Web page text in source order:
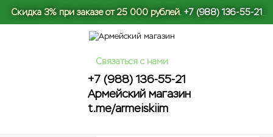
Скидка 3% при заказе от 25 000 рублей. +7 (988) 136-55-21
Связаться с нами
+7 (988) 136-55-21
Армейский магазин
t.me/armeiskiim